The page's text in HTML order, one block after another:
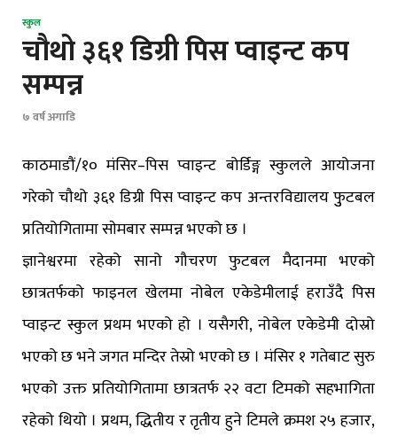
स्कुल
चौथो ३६१ डिग्री पिस प्वाइन्ट कप
सम्पन्न
७ वर्ष अगाडि
काठमाडौं/१० मंसिर–पिस प्वाइन्ट बोर्डिङ्ग स्कुलले आयोजना
गरेको चौथो ३६१ डिग्री पिस प्वाइन्ट कप अन्तरविद्यालय फुुटबल
प्रतियोगितामा साेमबार सम्पन्न भएको छ ।
ज्ञानेश्वरमा रहेको सानो गौचरण फुटबल मैदानमा भएको
छात्रतर्फको फाइनल खेलमा नोबेल एकेडेमीलाई हराउँदै पिस
प्वाइन्ट स्कुल प्रथम भएको हो । यसैगरी, नोबेल एकेडेमी दोस्रो
भएको छ भने जगत मन्दिर तेस्रो भएको छ । मंसिर १ गतेबाट सुरु
भएको उक्त प्रतियोगितामा छात्रतर्फ २२ वटा टिमको सहभागिता
रहेको थियो । प्रथम, द्धितीय र तृतीय हुने टिमले क्रमश २५ हजार,